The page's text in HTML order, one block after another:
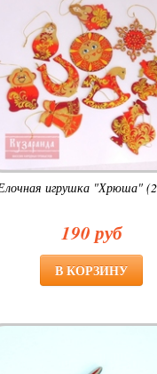
игрушка "Хрюша"
190 руб